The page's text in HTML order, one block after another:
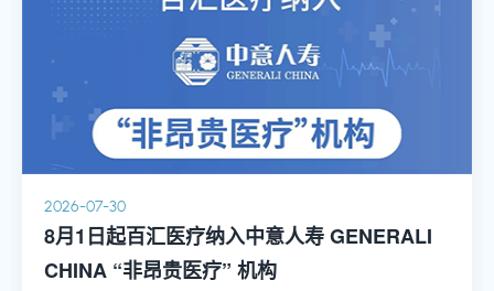
2026-07-30
8月1日起百汇医疗纳入中意人寿 GENERALI
CHINA “非昂贵医疗” 机构